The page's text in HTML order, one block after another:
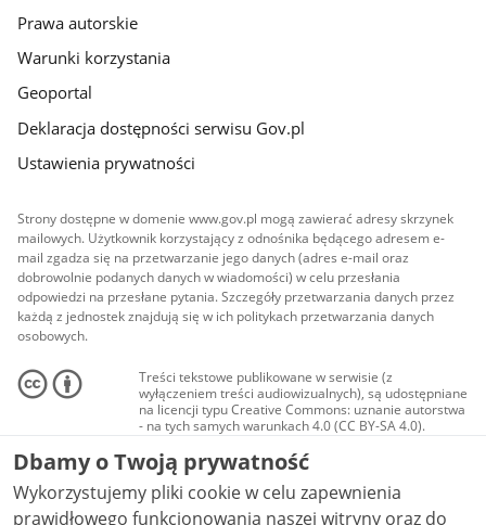
Prawa autorskie
Warunki korzystania
Geoportal
Deklaracja dostępności serwisu Gov.pl
Ustawienia prywatności
Strony dostępne w domenie www.gov.pl mogą zawierać adresy skrzynek
mailowych. Użytkownik korzystający z odnośnika będącego adresem e-
mail zgadza się na przetwarzanie jego danych (adres e-mail oraz
dobrowolnie podanych danych w wiadomości) w celu przesłania
odpowiedzi na przesłane pytania. Szczegóły przetwarzania danych przez
każdą z jednostek znajdują się w ich politykach przetwarzania danych
osobowych.
Treści tekstowe publikowane w serwisie (z
wyłączeniem treści audiowizualnych), są udostępniane
na licencji typu Creative Commons: uznanie autorstwa
- na tych samych warunkach 4.0 (CC BY-SA 4.0).
Materiały audiowizualne, w tym zdjęcia, materiały
audio i wideo, są udostępniane na licencji typu
Creative Commons: uznanie autorstwa użycie
niekomercyjne - bez utworów zależnych 4.0 (CC BY-
NC-ND 4.0), o ile nie jest to stwierdzone inaczej.
Dbamy o Twoją prywatność
Wykorzystujemy pliki cookie w celu zapewnienia
prawidłowego funkcjonowania naszej witryny oraz do